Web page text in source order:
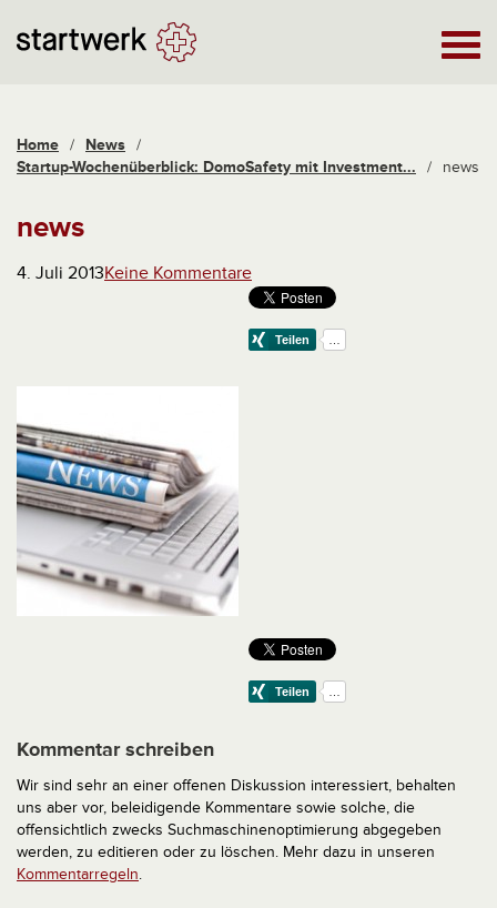
Home / News /
Startup-Wochenüberblick: DomoSafety mit Investment...
/ news
news
4. Juli 2013Keine Kommentare
Kommentar schreiben
Wir sind sehr an einer offenen Diskussion interessiert, behalten
uns aber vor, beleidigende Kommentare sowie solche, die
offensichtlich zwecks Suchmaschinenoptimierung abgegeben
werden, zu editieren oder zu löschen. Mehr dazu in unseren
Kommentarregeln.